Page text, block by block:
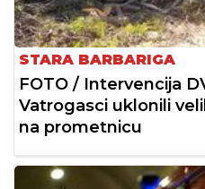
STARA BARBARIGA
FOTO / Intervencija
Vatrogasci uklonili
na prometnicu